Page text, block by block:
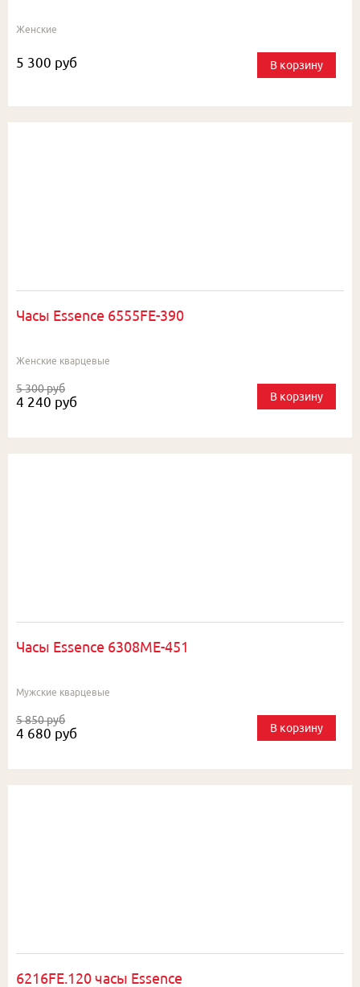
Женские
5 300 руб В корзину
Часы Essence 6555FE-390
Женские кварцевые
5 300 руб
4 240 руб В корзину
Часы Essence 6308ME-451
Мужские кварцевые
5 850 руб
4 680 руб В корзину
6216FE.120 часы Essence